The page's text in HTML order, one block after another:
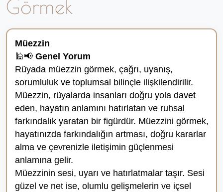
Görmek
Müezzin
🕌📢 Genel Yorum
Rüyada müezzin görmek, çağrı, uyanış,
sorumluluk ve toplumsal bilinçle ilişkilendirilir.
Müezzin, rüyalarda insanları doğru yola davet
eden, hayatın anlamını hatırlatan ve ruhsal
farkındalık yaratan bir figürdür. Müezzini görmek,
hayatınızda farkındalığın artması, doğru kararlar
alma ve çevrenizle iletişimin güçlenmesi
anlamına gelir.
Müezzinin sesi, uyarı ve hatırlatmalar taşır. Sesi
güzel ve net ise, olumlu gelişmelerin ve içsel